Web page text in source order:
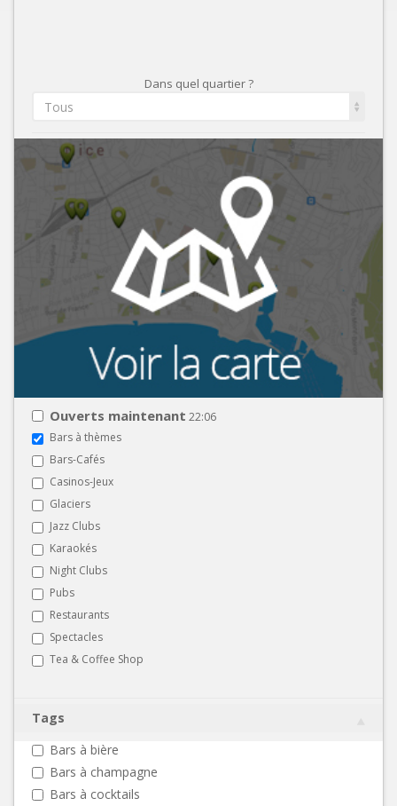
Dans quel quartier ?
Tous
Ouverts maintenant 22:06
Bars à thèmes
Bars-Cafés
Casinos-Jeux
Glaciers
Jazz Clubs
Karaokés
Night Clubs
Pubs
Restaurants
Spectacles
Tea & Coffee Shop
Tags
Bars à bière
Bars à champagne
Bars à cocktails